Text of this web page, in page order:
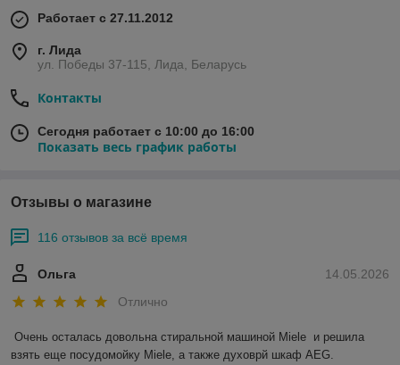
Работает с 27.11.2012
г. Лида
ул. Победы 37-115, Лида, Беларусь
Контакты
Сегодня работает с 10:00 до 16:00
Показать весь график работы
Отзывы о магазине
116 отзывов за всё время
14.05.2026
Ольга
Отлично
Очень осталась довольна стиральной машиной Miele  и решила
взять еще посудомойку Miele, а также духоврй шкаф AEG.